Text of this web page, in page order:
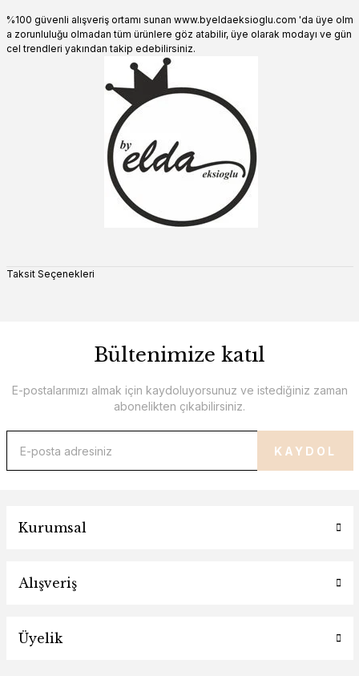
%100 güvenli alışveriş ortamı sunan www.byeldaeksioglu.com 'da üye olm
a zorunluluğu olmadan tüm ürünlere göz atabilir, üye olarak modayı ve gün
cel trendleri yakından takip edebilirsiniz.
Taksit Seçenekleri
Bültenimize katıl
E-postalarımızı almak için kaydoluyorsunuz ve istediğiniz zaman
abonelikten çıkabilirsiniz.
KAYDOL
Kurumsal
Alışveriş
Üyelik